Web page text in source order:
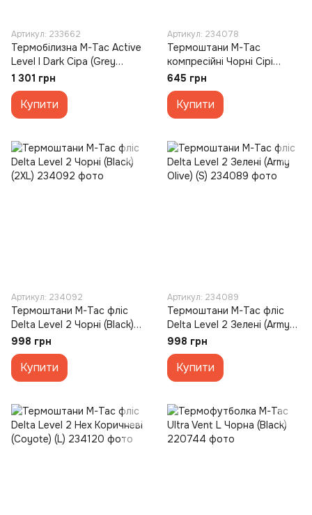
Артикул: 233662
Термобілизна M-Tac Active
Level I Dark Сіра (Grey
Melange) (2XL)
1 301 грн
Купити
Артикул: 234078
Термоштани M-Tac
компресійні Чорні Сірі
(Black Grey) (M)
645 грн
Купити
Артикул: 234092
Термоштани M-Tac фліс
Delta Level 2 Чорні (Black)
(2XL)
998 грн
Купити
Артикул: 234089
Термоштани M-Tac фліс
Delta Level 2 Зелені (Army
Olive) (S)
998 грн
Купити